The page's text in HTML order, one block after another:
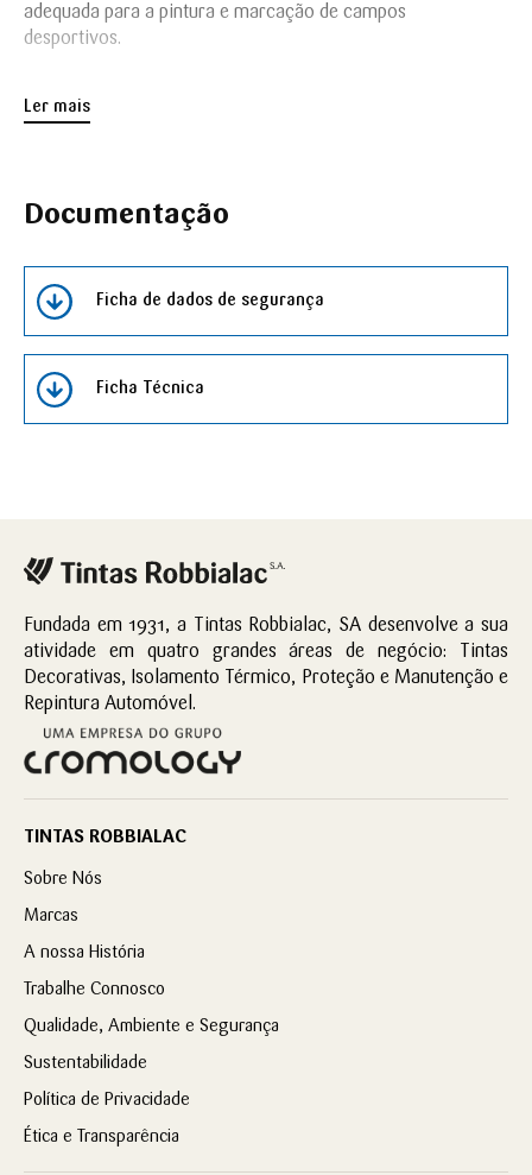
adequada para a pintura e marcação de campos
desportivos.
Ler mais
Documentação
Ficha de dados de segurança
Ficha Técnica
Fundada em 1931, a Tintas Robbialac, SA desenvolve a sua
atividade em quatro grandes áreas de negócio: Tintas
Decorativas, Isolamento Térmico, Proteção e Manutenção e
Repintura Automóvel.
TINTAS ROBBIALAC
Sobre Nós
Marcas
A nossa História
Trabalhe Connosco
Qualidade, Ambiente e Segurança
Sustentabilidade
Política de Privacidade
Ética e Transparência